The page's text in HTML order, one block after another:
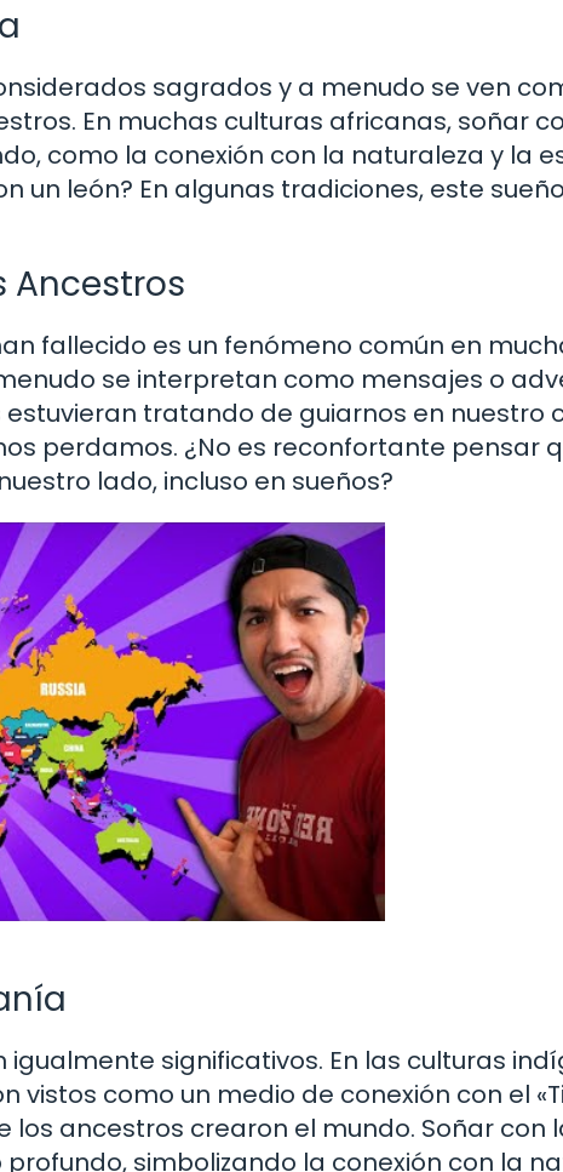
sagrados y a menudo se ven
En muchas culturas africanas, soñar
como la conexión con la naturaleza y la
un león? En algunas tradiciones, este
Ancestros
fallecido es un fenómeno común en
se interpretan como mensajes o
estuvieran tratando de guiarnos en nuestro
perdamos. ¿No es reconfortante pensar
lado, incluso en sueños?
igualmente significativos. En las culturas
vistos como un medio de conexión con el
los ancestros crearon el mundo. Soñar con
simbolizando la conexión con la